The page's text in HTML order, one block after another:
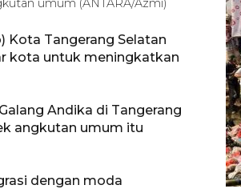
umum (ANTARA/Azmi)
Kota Tangerang Selatan
kota untuk meningkatkan
Andika di Tangerang
angkutan umum itu
dengan moda